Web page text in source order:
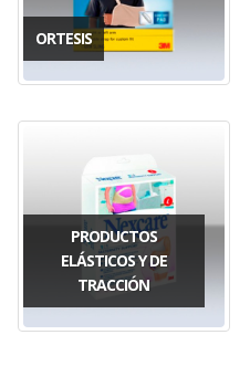
ORTESIS
PRODUCTOS
ELÁSTICOS Y DE
TRACCIÓN